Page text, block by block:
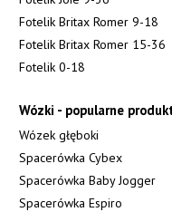
Fotelik Britax Romer 9-18
Fotelik Britax Romer 15-36
Fotelik 0-18
Wózki - popularne
Wózek głęboki
Spacerówka Cybex
Spacerówka Baby Jogger
Spacerówka Espiro